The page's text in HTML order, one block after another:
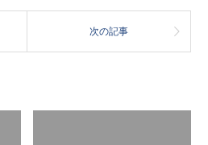
次の記事